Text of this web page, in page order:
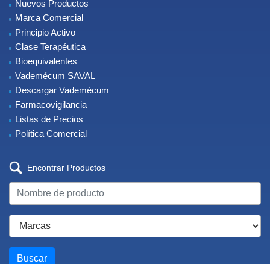
Nuevos Productos
Marca Comercial
Principio Activo
Clase Terapéutica
Bioequivalentes
Vademécum SAVAL
Descargar Vademécum
Farmacovigilancia
Listas de Precios
Política Comercial
Encontrar Productos
Buscar